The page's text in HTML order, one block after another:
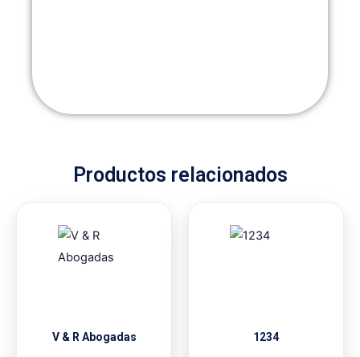
Productos relacionados
V & R Abogadas 1234